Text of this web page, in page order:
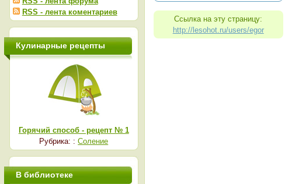
Ссылка на эту страницу:
http://lesohot.ru/users/egor
RSS - лента коментариев
Кулинарные рецепты
Горячий способ - рецепт № 1
Рубрика: :Соление
В библиотеке